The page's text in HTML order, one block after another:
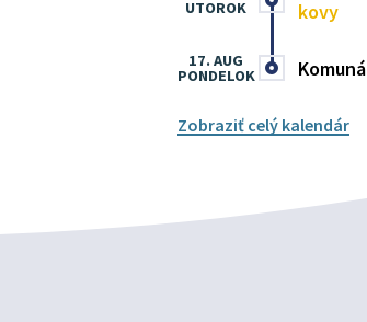
kovy
UTOROK
17. AUG
PONDELOK
Zobraziť celý kalendár